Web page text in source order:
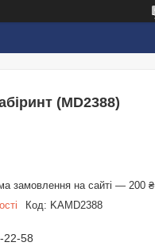
(MD2388)
замовлення на сайті — 200 ₴
Код: KAMD2388
22-58